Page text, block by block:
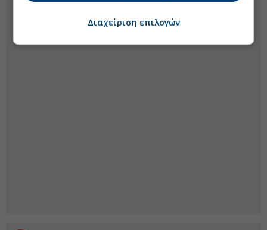
Διαχείριση επιλογών